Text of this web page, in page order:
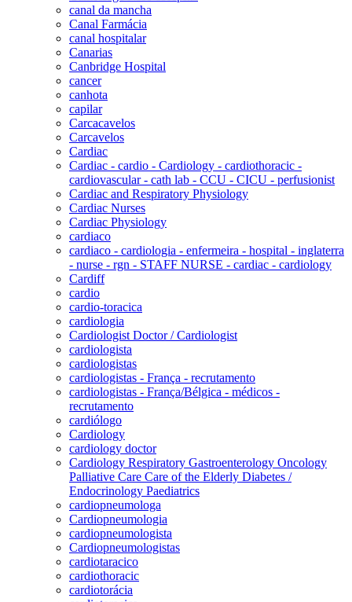
canal da mancha
Canal Farmácia
canal hospitalar
Canarias
Canbridge Hospital
cancer
canhota
capilar
Carcacavelos
Carcavelos
Cardiac
Cardiac - cardio - Cardiology - cardiothoracic -
cardiovascular - cath lab - CCU - CICU - perfusionist
Cardiac and Respiratory Physiology
Cardiac Nurses
Cardiac Physiology
cardiaco
cardiaco - cardiologia - enfermeira - hospital - inglaterra
- nurse - rgn - STAFF NURSE - cardiac - cardiology
Cardiff
cardio
cardio-toracica
cardiologia
Cardiologist Doctor / Cardiologist
cardiologista
cardiologistas
cardiologistas - França - recrutamento
cardiologistas - França/Bélgica - médicos -
recrutamento
cardiólogo
Cardiology
cardiology doctor
Cardiology Respiratory Gastroenterology Oncology
Palliative Care Care of the Elderly Diabetes /
Endocrinology Paediatrics
cardiopneumologa
Cardiopneumologia
cardiopneumologista
Cardiopneumologistas
cardiotaracico
cardiothoracic
cardiotorácia